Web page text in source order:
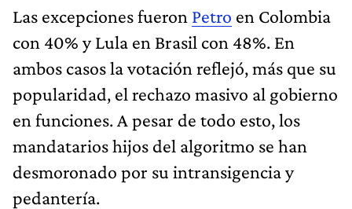
Las excepciones fueron Petro en Colombia
con 40% y Lula en Brasil con 48%. En
ambos casos la votación reflejó, más que su
popularidad, el rechazo masivo al gobierno
en funciones. A pesar de todo esto, los
mandatarios hijos del algoritmo se han
desmoronado por su intransigencia y
pedantería.